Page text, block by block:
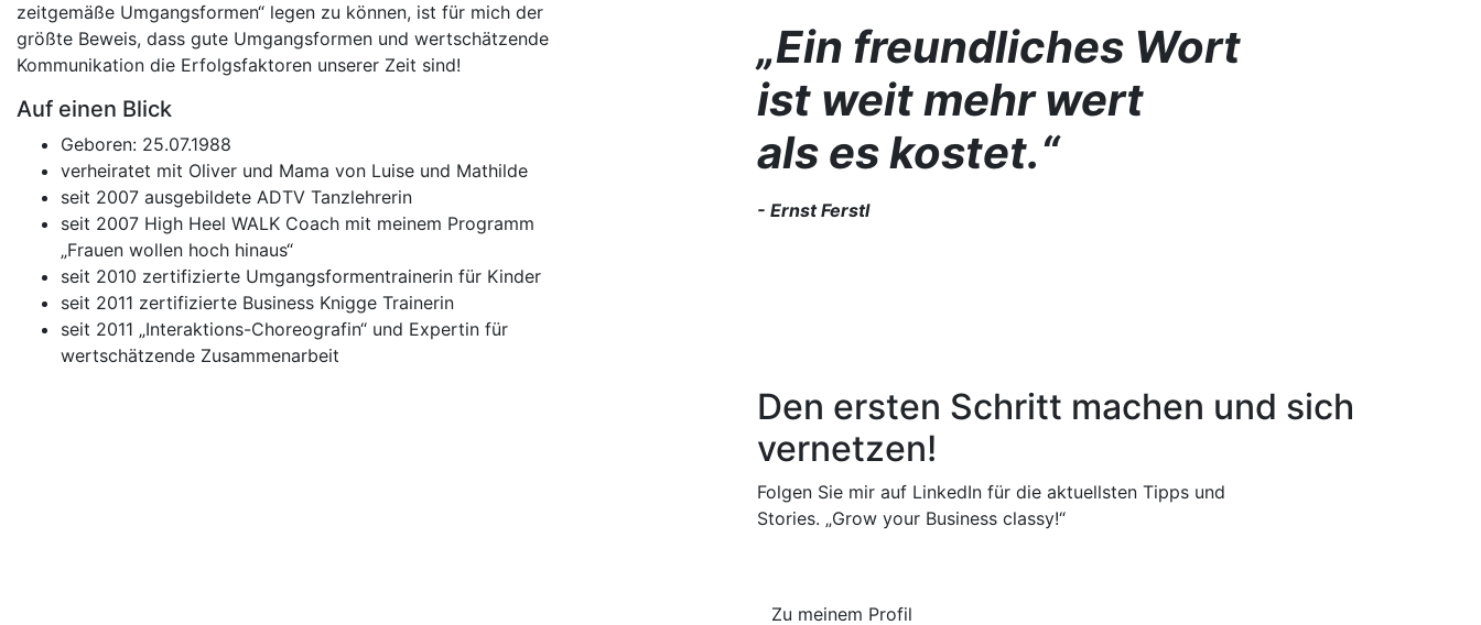
„Ein freundliches Wort
ist weit mehr wert
als es kostet.“
- Ernst Ferstl
zeitgemäße Umgangsformen“ legen zu können, ist für mich der
größte Beweis, dass gute Umgangsformen und wertschätzende
Kommunikation die Erfolgsfaktoren unserer Zeit sind!
Auf einen Blick
Geboren: 25.07.1988
verheiratet mit Oliver und Mama von Luise und Mathilde
seit 2007 ausgebildete ADTV Tanzlehrerin
seit 2007 High Heel WALK Coach mit meinem Programm
„Frauen wollen hoch hinaus“
seit 2010 zertifizierte Umgangsformentrainerin für Kinder
seit 2011 zertifizierte Business Knigge Trainerin
seit 2011 „Interaktions-Choreografin“ und Expertin für
wertschätzende Zusammenarbeit
Den ersten Schritt machen und sich
vernetzen!
Folgen Sie mir auf LinkedIn für die aktuellsten Tipps und
Stories. „Grow your Business classy!“
Zu meinem Profil